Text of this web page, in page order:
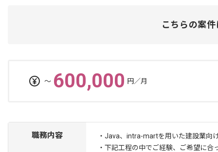
こちらの案
〜 600,000 円／月
職務内容
・Java、intra-martを用いた建設業向
・下記工程の中でご経験、ご希望に